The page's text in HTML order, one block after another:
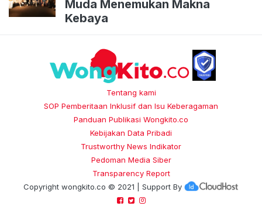
Muda Menemukan Makna
Kebaya
Tentang kami
SOP Pemberitaan Inklusif dan Isu Keberagaman
Panduan Publikasi Wongkito.co
Kebijakan Data Pribadi
Trustworthy News Indikator
Pedoman Media Siber
Transparency Report
Copyright wongkito.co © 2021 | Support By